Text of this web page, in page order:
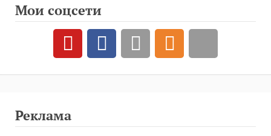
Мои соцсети
Реклама